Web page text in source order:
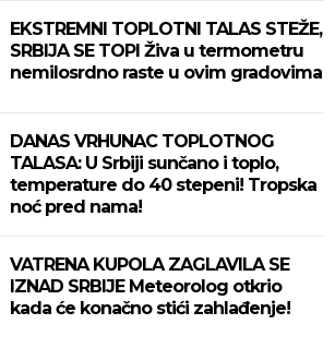
EKSTREMNI TOPLOTNI TALAS STEŽE,
SRBIJA SE TOPI Živa u termometru
nemilosrdno raste u ovim gradovima
DANAS VRHUNAC TOPLOTNOG
TALASA: U Srbiji sunčano i toplo,
temperature do 40 stepeni! Tropska
noć pred nama!
VATRENA KUPOLA ZAGLAVILA SE
IZNAD SRBIJE Meteorolog otkrio
kada će konačno stići zahlađenje!